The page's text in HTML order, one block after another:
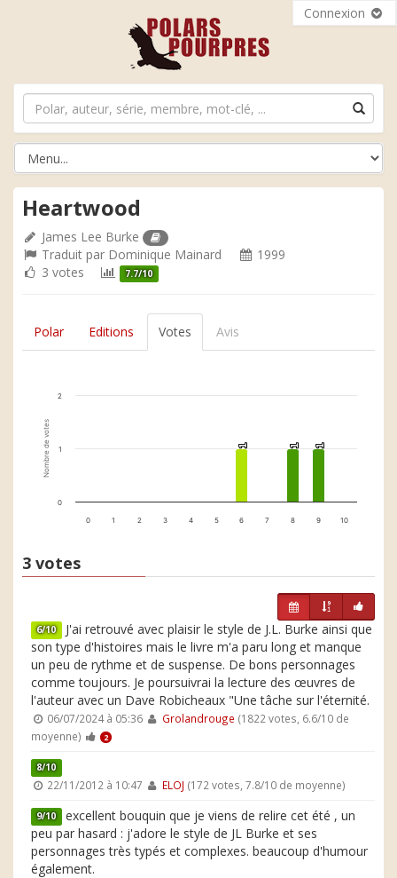
Connexion
Heartwood
James Lee Burke
Traduit par Dominique Mainard
1999
3 votes
7.7/10
Polar Editions Votes Avis
Nombre de votes 1
1 1
1 1
1
0 1 2 3 4 5 6 7 8 9 10
0
1
2
3 votes
6/10 J'ai retrouvé avec plaisir le style de J.L. Burke ainsi que
son type d'histoires mais le livre m'a paru long et manque
un peu de rythme et de suspense. De bons personnages
comme toujours. Je poursuivrai la lecture des œuvres de
l'auteur avec un Dave Robicheaux "Une tâche sur l'éternité.
06/07/2024 à 05:36 Grolandrouge (1822 votes, 6.6/10 de
moyenne)
2
8/10
22/11/2012 à 10:47 ELOJ (172 votes, 7.8/10 de moyenne)
9/10 excellent bouquin que je viens de relire cet été , un
peu par hasard : j'adore le style de JL Burke et ses
personnages très typés et complexes. beaucoup d'humour
également.